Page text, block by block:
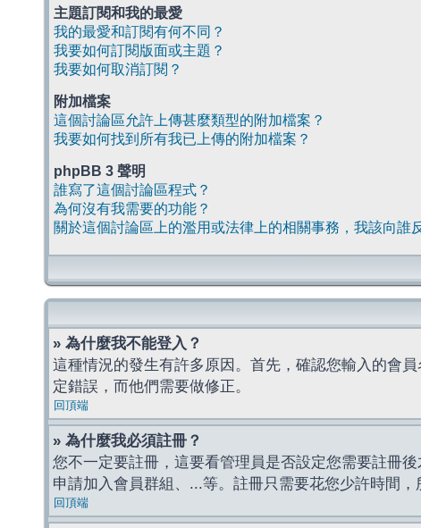
主題訂閱和我的最愛
我的最愛和訂閱有何不同？
我要如何訂閱版面或主題？
我要如何取消訂閱？
附加檔案
這個討論區允許上傳甚麼類型的附加檔案？
我要如何找到所有我已上傳的附加檔案？
phpBB 3 聲明
誰寫了這個討論區程式？
為何沒有我需要的功能？
關於這個討論區上的濫用或法律上的相關事務，我該向誰
» 為什麼我不能登入？
這種情況的發生有許多原因。首先，確認您輸入的會
定錯誤，而他們需要做修正。
回頂端
» 為什麼我必須註冊？
您不一定要註冊，這要看管理員是否設定您需要註冊
申請加入會員群組、...等。註冊只需要花您少許時間，
回頂端